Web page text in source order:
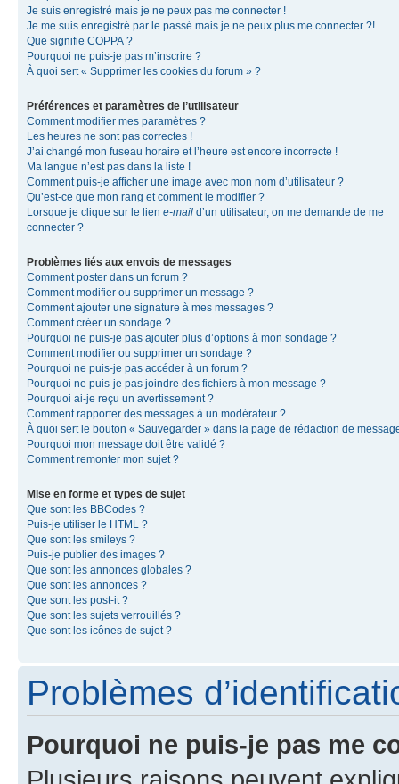
Je suis enregistré mais je ne peux pas me connecter !
Je me suis enregistré par le passé mais je ne peux plus me connecter ?!
Que signifie COPPA ?
Pourquoi ne puis-je pas m’inscrire ?
À quoi sert « Supprimer les cookies du forum » ?
Préférences et paramètres de l’utilisateur
Comment modifier mes paramètres ?
Les heures ne sont pas correctes !
J’ai changé mon fuseau horaire et l’heure est encore incorrecte !
Ma langue n’est pas dans la liste !
Comment puis-je afficher une image avec mon nom d’utilisateur ?
Qu’est-ce que mon rang et comment le modifier ?
Lorsque je clique sur le lien e-mail d’un utilisateur, on me demande de me
connecter ?
Problèmes liés aux envois de messages
Comment poster dans un forum ?
Comment modifier ou supprimer un message ?
Comment ajouter une signature à mes messages ?
Comment créer un sondage ?
Pourquoi ne puis-je pas ajouter plus d’options à mon sondage ?
Comment modifier ou supprimer un sondage ?
Pourquoi ne puis-je pas accéder à un forum ?
Pourquoi ne puis-je pas joindre des fichiers à mon message ?
Pourquoi ai-je reçu un avertissement ?
Comment rapporter des messages à un modérateur ?
À quoi sert le bouton « Sauvegarder » dans la page de rédaction de
Pourquoi mon message doit être validé ?
Comment remonter mon sujet ?
Mise en forme et types de sujet
Que sont les BBCodes ?
Puis-je utiliser le HTML ?
Que sont les smileys ?
Puis-je publier des images ?
Que sont les annonces globales ?
Que sont les annonces ?
Que sont les post-it ?
Que sont les sujets verrouillés ?
Que sont les icônes de sujet ?
Problèmes
Pourquoi ne puis-je pas me